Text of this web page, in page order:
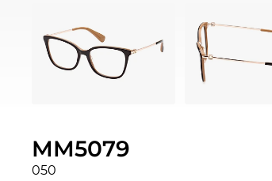
MM5079
050